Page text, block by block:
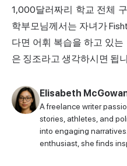
1,000달러짜리 학교 전체
학부모님께서는 자녀가
다면 어휘 복습을 하고 있
은 징조라고 생각하시면 됩
Elisabeth
A freelance writer
stories, athletes, and
into engaging
enthusiast, she finds